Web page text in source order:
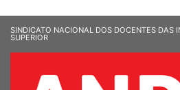
SINDICATO NACIONAL DOS DOCENTES DAS
SUPERIOR